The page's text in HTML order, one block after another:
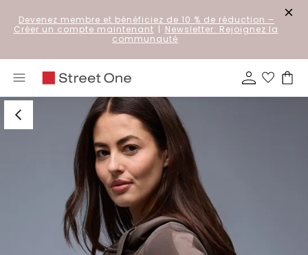
Devenez membre et bénéficiez de 10 % de réduction –
Créer un compte maintenant | Newsletter: Rejoignez la
communauté